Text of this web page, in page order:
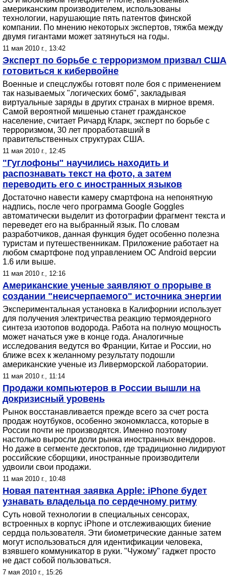
американским производителем, использованы
технологии, нарушающие пять патентов финской
компании. По мнению некоторых экспертов, тяжба между
двумя гигантами может затянуться на годы.
11 мая 2010 г., 13:42
Эксперт по борьбе с терроризмом призвал США
готовиться к кибервойне
Военные и спецслужбы готовят поле боя с применением
так называемых "логических бомб", закладывая
виртуальные заряды в других странах в мирное время.
Самой вероятной мишенью станет гражданское
население, считает Ричард Кларк, эксперт по борьбе с
терроризмом, 30 лет проработавший в
правительственных структурах США.
11 мая 2010 г., 12:45
"Гуглофоны" научились находить и
распознавать текст на фото, а затем
переводить его с иностранных языков
Достаточно навести камеру смартфона на непонятную
надпись, после чего программа Google Goggles
автоматически выделит из фотографии фрагмент текста и
переведет его на выбранный язык. По словам
разработчиков, данная функция будет особенно полезна
туристам и путешественникам. Приложение работает на
любом смартфоне под управлением ОС Android версии
1.6 или выше.
11 мая 2010 г., 12:16
Американские ученые заявляют о прорыве в
создании "неисчерпаемого" источника энергии
Экспериментальная установка в Калифорнии использует
для получения электричества реакцию термоядерного
синтеза изотопов водорода. Работа на полную мощность
может начаться уже в конце года. Аналогичные
исследования ведутся во Франции, Китае и России, но
ближе всех к желанному результату подошли
американские ученые из Ливерморской лаборатории.
11 мая 2010 г., 11:14
Продажи компьютеров в России вышли на
докризисный уровень
Рынок восстанавливается прежде всего за счет роста
продаж ноутбуков, особенно экономкласса, которые в
России почти не производятся. Именно поэтому
настолько выросли доли рынка иностранных вендоров.
Но даже в сегменте десктопов, где традиционно лидируют
российские сборщики, иностранные производители
удвоили свои продажи.
11 мая 2010 г., 10:48
Новая патентная заявка Apple: iPhone будет
узнавать владельца по сердечному ритму
Суть новой технологии в специальных сенсорах,
встроенных в корпус iPhone и отслеживающих биение
сердца пользователя. Эти биометрические данные затем
могут использоваться для идентификации человека,
взявшего коммуникатор в руки. "Чужому" гаджет просто
не даст собой пользоваться.
7 мая 2010 г., 15:26